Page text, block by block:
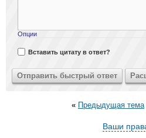
Опции
Вставить цитату в ответ?
« Предыдущая тема|
Ваши